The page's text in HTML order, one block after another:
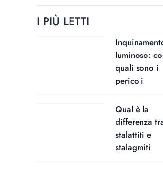
I PIÙ LETTI
luminoso:
quali sono i
pericoli
Qual è la
differenza
stalattiti e
stalagmiti